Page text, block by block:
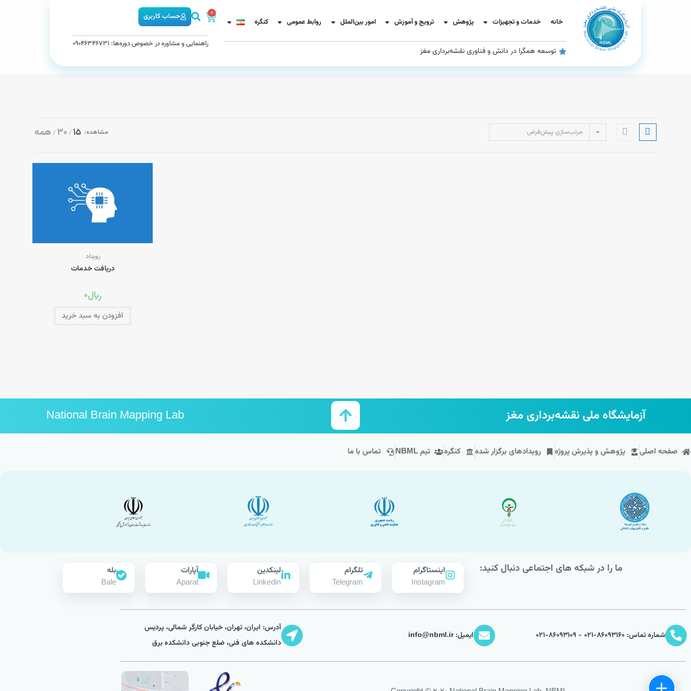
خانه خدمات و تجهیزات پژوهش ترویج و آموزش امور بین‌الملل روابط عمومی کنگره
توسعه همگرا در دانش و فناوری نقشه‌برداری مغز
0 حساب کاربری
راهنمایی و مشاوره در خصوص دوره‌ها: 09046346731
مرتب‌سازی پیش‌فرض مشاهده: 15
30 همه
رویداد
دریافت خدمات
﷼۰
افزودن به سبد خرید
آزمایشگاه ملی نقشه‌برداری مغز National Brain Mapping Lab
صفحه اصلی پژوهش و پذیرش پروژه رویداد‌های برگزار شده کنگره تیم NBML تماس با ما
ما را در شبکه های اجتماعی دنبال کنید:
اینستاگرام
Instagram
تلگرام
Telegram
لینکدین
Linkedin
آپارات
Aparat
بله
Bale
شماره تماس: 86093160-021 - 86093109-021 ایمیل: info@nbml.ir
آدرس: ایران، تهران، خیابان کارگر شمالی، پردیس
دانشکده های فنی، ضلع جنوبی دانشکده برق